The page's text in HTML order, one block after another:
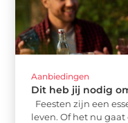
Aanbiedingen
Dit heb jij nodig
Feesten zijn een
leven. Of het nu